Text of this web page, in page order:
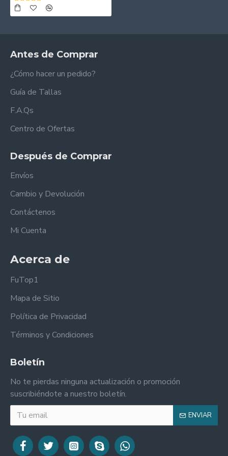
Antes de Comprar
¿Cómo hacer un pedido?
Guía de Tallas
F.A.Qs
Centro de Ofertas
Después de Comprar
Envíos
Cambio y Devolución
Contáctenos
Mi Cuenta
Acerca de
FuTop1
Mapa de Sitio
Política de Privacidad
Términos y Condiciones
Boletín
No te pierdas ninguna actualización o promoción
suscribiéndote a nuestro boletín.
ENVIAR